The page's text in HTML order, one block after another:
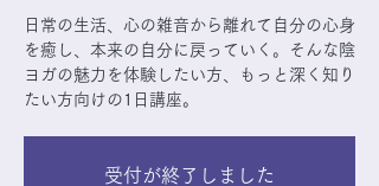
日常の生活、心の雑音から離れて自分の心身
を癒し、本来の自分に戻っていく。そんな陰
ヨガの魅力を体験したい方、もっと深く知り
たい方向けの1日講座。
受付が終了しました